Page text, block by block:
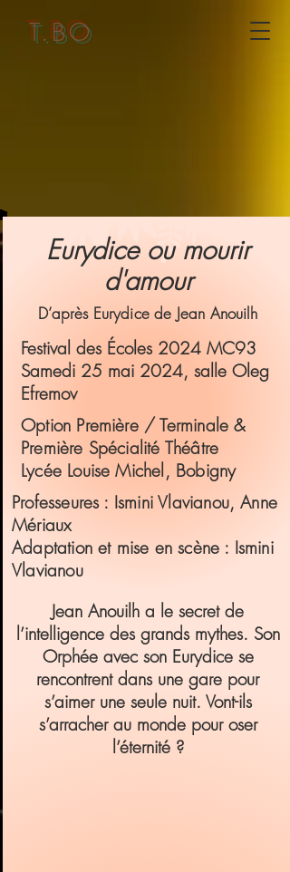
T.BO
Eurydice ou mourir
d'amour
D’après Eurydice de Jean Anouilh
Festival des Écoles 2024 MC93
Samedi 25 mai 2024, salle Oleg
Efremov
Option Première / Terminale &
Première Spécialité Théâtre
Lycée Louise Michel, Bobigny
Professeures : Ismini Vlavianou, Anne
Mériaux
Adaptation et mise en scène : Ismini
Vlavianou
Jean Anouilh a le secret de
l’intelligence des grands mythes. Son
Orphée avec son Eurydice se
rencontrent dans une gare pour
s’aimer une seule nuit. Vont-ils
s’arracher au monde pour oser
l’éternité ?